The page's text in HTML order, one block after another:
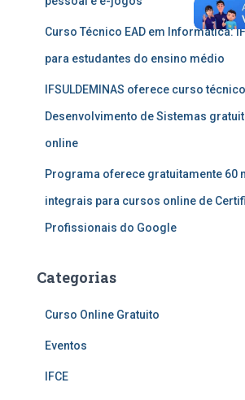
Curso Técnico EAD em Informática:
para estudantes do ensino médio
IFSULDEMINAS oferece curso
Desenvolvimento de Sistemas
online
Programa oferece gratuitamente 60
integrais para cursos online de
Profissionais do Google
Categorias
Curso Online Gratuito
Eventos
IFCE